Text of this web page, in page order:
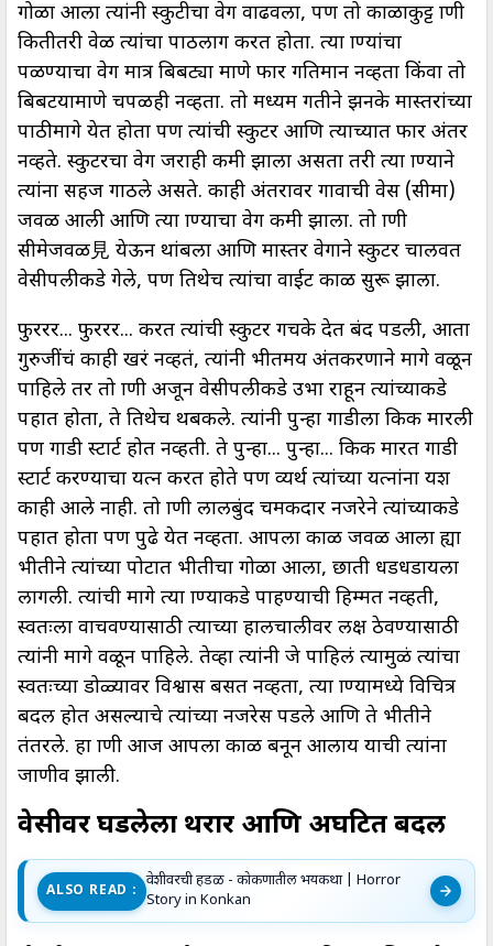
गोळा आला त्यांनी स्कुटीचा वेग वाढवला, पण तो काळाकुट्ट प्राणी
कितीतरी वेळ त्यांचा पाठलाग करत होता. त्या प्राण्यांचा
पळण्याचा वेग मात्र बिबट्या प्रमाणे फार गतिमान नव्हता किंवा तो
बिबटयाप्रमाणे चपळही नव्हता. तो मध्यम गतीने झनके मास्तरांच्या
पाठीमागे येत होता पण त्यांची स्कुटर आणि त्याच्यात फार अंतर
नव्हते. स्कुटरचा वेग जराही कमी झाला असता तरी त्या प्राण्याने
त्यांना सहज गाठले असते. काही अंतरावर गावाची वेस (सीमा)
जवळ आली आणि त्या प्राण्याचा वेग कमी झाला. तो प्राणी
सीमेजवळ見 येऊन थांबला आणि मास्तर वेगाने स्कुटर चालवत
वेसीपलीकडे गेले, पण तिथेच त्यांचा वाईट काळ सुरू झाला.
फुररर... फुररर... करत त्यांची स्कुटर गचके देत बंद पडली, आता
गुरुजींचं काही खरं नव्हतं, त्यांनी भीतमय अंतकरणाने मागे वळून
पाहिले तर तो प्राणी अजून वेसीपलीकडे उभा राहून त्यांच्याकडे
पहात होता, ते तिथेच थबकले. त्यांनी पुन्हा गाडीला किक मारली
पण गाडी स्टार्ट होत नव्हती. ते पुन्हा... पुन्हा... किक मारत गाडी
स्टार्ट करण्याचा प्रयत्न करत होते पण व्यर्थ त्यांच्या प्रयत्नांना यश
काही आले नाही. तो प्राणी लालबुंद चमकदार नजरेने त्यांच्याकडे
पहात होता पण पुढे येत नव्हता. आपला काळ जवळ आला ह्या
भीतीने त्यांच्या पोटात भीतीचा गोळा आला, छाती धडधडायला
लागली. त्यांची मागे त्या प्राण्याकडे पाहण्याची हिम्मत नव्हती,
स्वतःला वाचवण्यासाठी त्याच्या हालचालीवर लक्ष ठेवण्यासाठी
त्यांनी मागे वळून पाहिले. तेव्हा त्यांनी जे पाहिलं त्यामुळं त्यांचा
स्वतःच्या डोळ्यावर विश्वास बसत नव्हता, त्या प्राण्यामध्ये विचित्र
बदल होत असल्याचे त्यांच्या नजरेस पडले आणि ते भीतीने
तंतरले. हा प्राणी आज आपला काळ बनून आलाय याची त्यांना
जाणीव झाली.
वेसीवर घडलेला थरार आणि अघटित बदल
ALSO READ :
वेशीवरची हडळ - काेकणातील भयकथा | Horror
Story in Konkan